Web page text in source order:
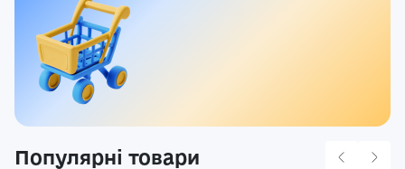
Популярні товари